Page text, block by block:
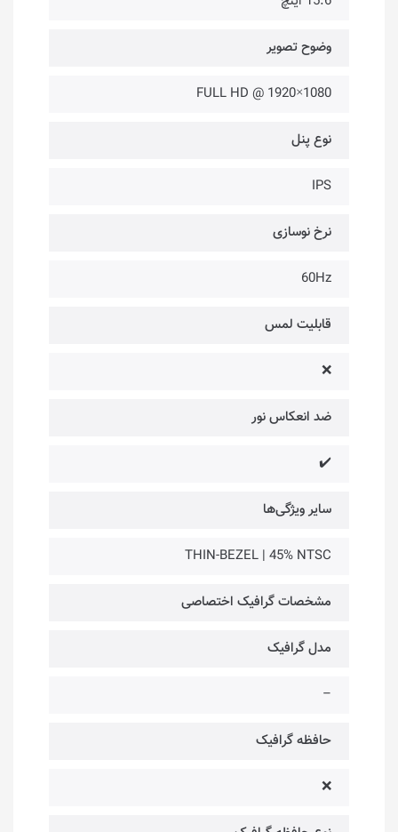
وضوح تصویر
1080×1920 @ FULL HD
نوع پنل
IPS
نرخ نوسازی
60Hz
قابلیت لمس
❌
ضد انعکاس نور
✔️
سایر ویژگی‌ها
THIN-BEZEL | 45% NTSC
مشخصات گرافیک اختصاصی
مدل گرافیک
–
حافظه گرافیک
❌